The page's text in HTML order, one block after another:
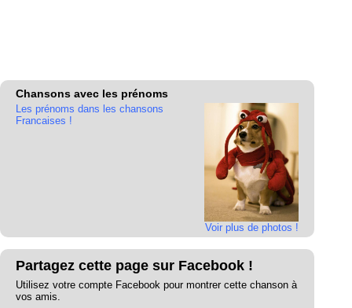
Chansons avec les prénoms
Voir plus de photos !
Les prénoms dans les chansons
Francaises !
Partagez cette page sur Facebook !
Utilisez votre compte Facebook pour montrer cette chanson à
vos amis.